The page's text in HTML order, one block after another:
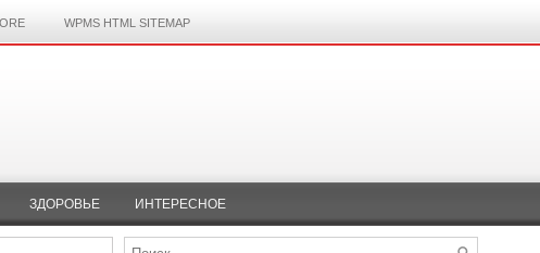
WPMS HTML SITEMAP
ЗДОРОВЬЕ ИНТЕРЕСНОЕ